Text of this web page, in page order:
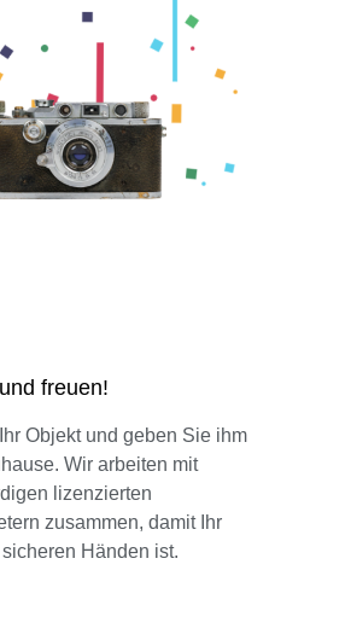
freuen!
Objekt und geben Sie ihm
Wir arbeiten mit
lizenzierten
zusammen, damit Ihr
Händen ist.